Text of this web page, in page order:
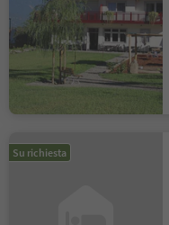
Su richiesta